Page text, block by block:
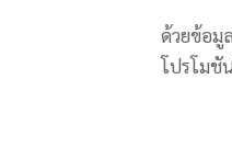
ด้วยข้อมู
โปรโม